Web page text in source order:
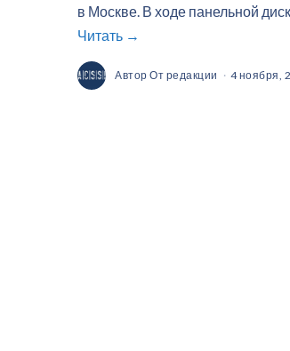
в Москве. В ходе панельной
Читать →
Автор От редакции 4 ноября,